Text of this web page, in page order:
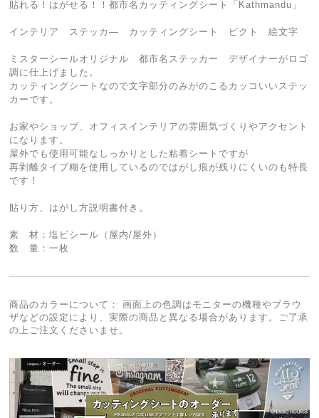
貼れる！はがせる！！都市名カッティングシート「Kathmandu」
インテリア ステッカ― カッティングシート ピクト 絵文字
ミスターシールオリジナル 都市名ステッカー デザイナーがロゴ
調に仕上げました。
カッティングシートなので文字部分のみがのこるカッコいいステッ
カーです。
お家やショップ、オフィスインテリアの雰囲気づくりやアクセント
になります。
屋外でも使用可能なしっかりとした粘着シートですが
再剥離タイプ糊を使用しているのではがし痕が残りにくいのも特長
です！
貼り方、はがし方説明書付き。
素 材：塩ビシール（屋内/屋外）
数 量：一枚
商品のカラーについて： 画面上の色調はモニターの機種やブラウ
ザなどの設定により、実際の商品と異なる場合があります。ご了承
の上ご注文くださいませ。